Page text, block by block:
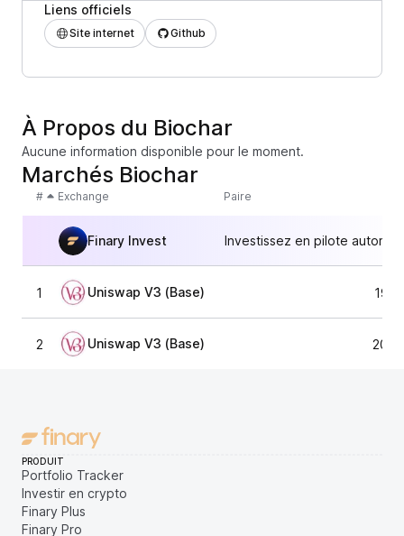
Liens officiels
Site internet Github
À Propos du Biochar
Aucune information disponible pour le moment.
Marchés Biochar
# Exchange Paire
Finary Invest Investissez en pilote
1 Uniswap V3 (Base)
2 Uniswap V3 (Base)
PRODUIT
Portfolio Tracker
Investir en crypto
Finary Plus
Finary Pro